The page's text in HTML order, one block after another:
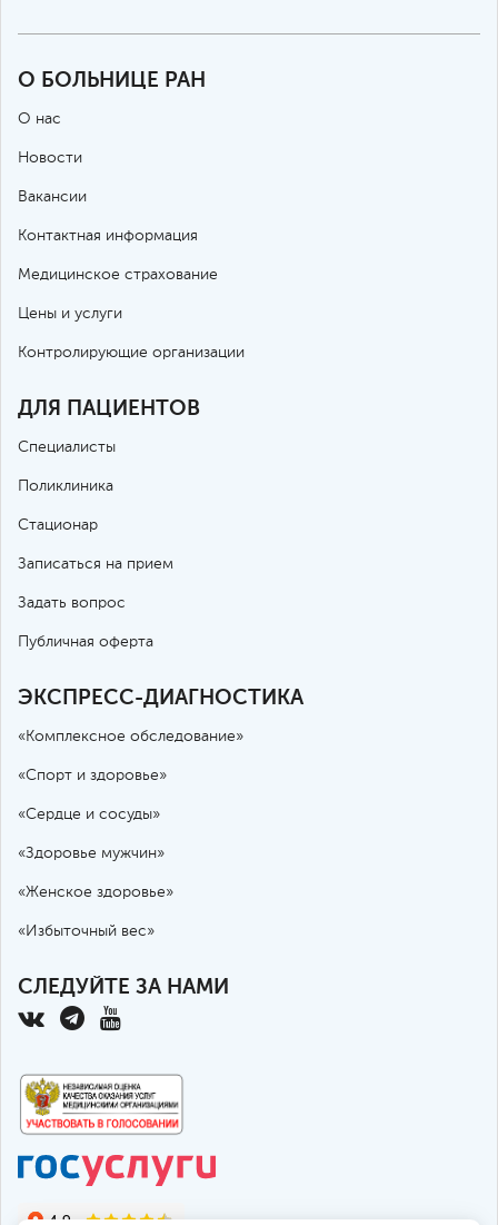
О БОЛЬНИЦЕ РАН
О нас
Новости
Вакансии
Контактная информация
Медицинское страхование
Цены и услуги
Контролирующие организации
ДЛЯ ПАЦИЕНТОВ
Специалисты
Поликлиника
Стационар
Записаться на прием
Задать вопрос
Публичная оферта
ЭКСПРЕСС-ДИАГНОСТИКА
«Комплексное обследование»
«Спорт и здоровье»
«Сердце и сосуды»
«Здоровье мужчин»
«Женское здоровье»
«Избыточный вес»
СЛЕДУЙТЕ ЗА НАМИ